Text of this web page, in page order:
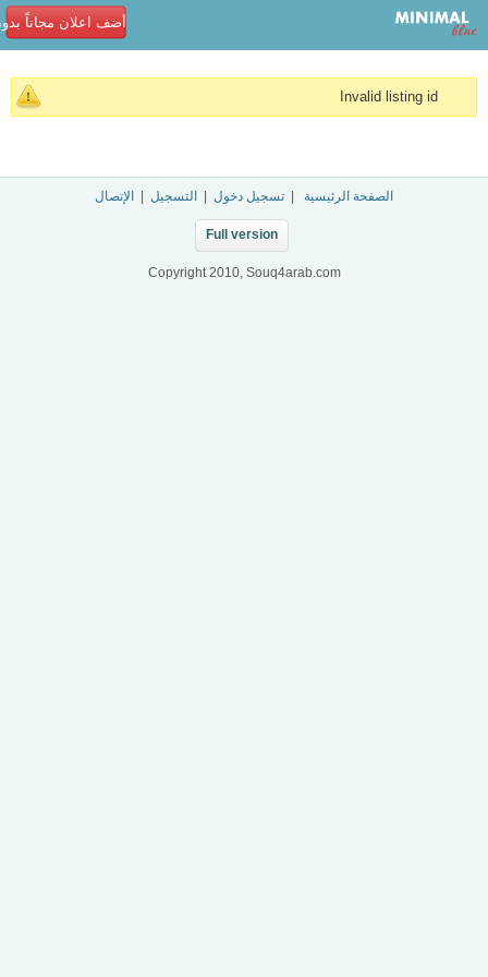
أضف اعلان مجاناً
Invalid listing id
الصفحة الرئيسية تسجيل دخول التسجيل الإتصال
Full version
Copyright 2010, Souq4arab.com